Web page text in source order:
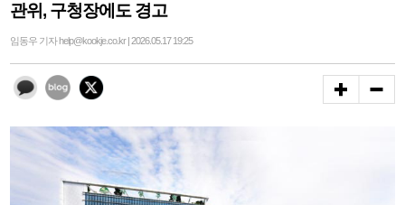
관위, 구청장에도 경고
임동우 기자 help@kookje.co.kr | 2026.05.17 19:25